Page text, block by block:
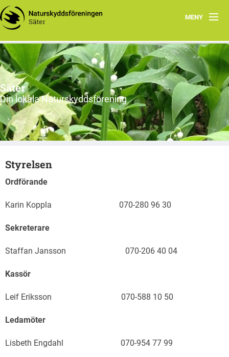
MENY
Hem
Styrelsen
Utflyktsmål
Säter
Din lokala Naturskyddsförening
Styrelsen
Ordförande
Karin Koppla 070-280 96 30
Sekreterare
Staffan Jansson 070-206 40 04
Kassör
Leif Eriksson 070-588 10 50
Ledamöter
Lisbeth Engdahl 070-954 77 99